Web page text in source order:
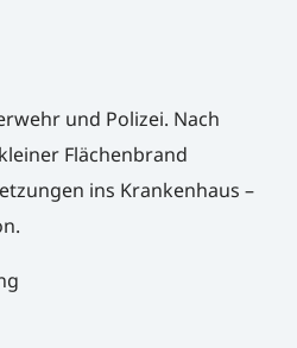
und Polizei. Nach
Flächenbrand
ins Krankenhaus –